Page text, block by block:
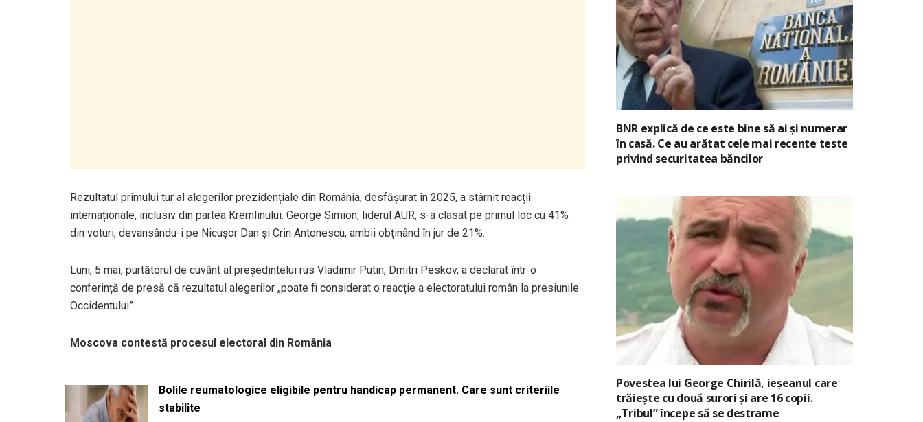
Rezultatul primului tur al alegerilor prezidențiale din România, desfășurat în 2025, a stârnit reacții
internaționale, inclusiv din partea Kremlinului. George Simion, liderul AUR, s-a clasat pe primul loc cu 41%
din voturi, devansându-i pe Nicușor Dan și Crin Antonescu, ambii obținând în jur de 21%.
Luni, 5 mai, purtătorul de cuvânt al președintelui rus Vladimir Putin, Dmitri Peskov, a declarat într-o
conferință de presă că rezultatul alegerilor „poate fi considerat o reacție a electoratului român la presiunile
Occidentului”.
Moscova contestă procesul electoral din România
Bolile reumatologice eligibile pentru handicap permanent. Care sunt criteriile
stabilite
BNR explică de ce este bine să ai și numerar
în casă. Ce au arătat cele mai recente teste
privind securitatea băncilor
Povestea lui George Chirilă, ieșeanul care
trăiește cu două surori și are 16 copii.
„Tribul” începe să se destrame